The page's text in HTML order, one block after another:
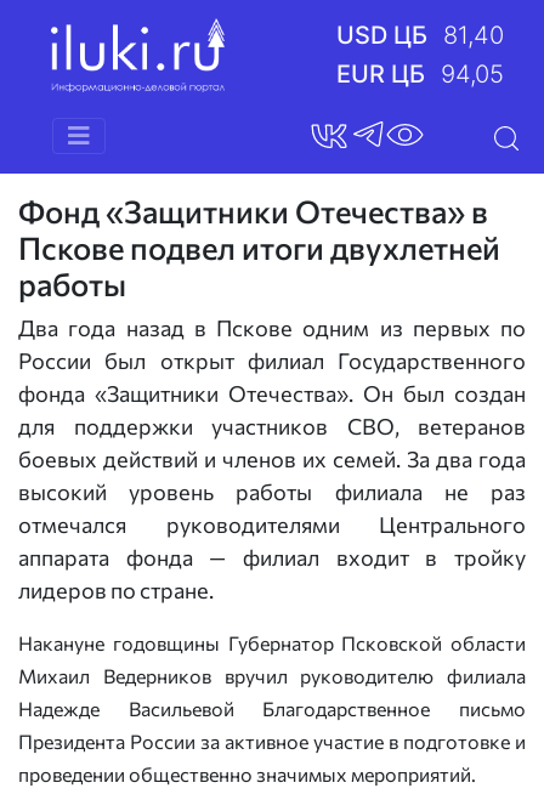
USD ЦБ
81,40
EUR ЦБ
94,05
Фонд «Защитники Отечества» в
Пскове подвел итоги двухлетней
работы
Два года назад в Пскове одним из первых по
России был открыт филиал Государственного
фонда «Защитники Отечества». Он был создан
для поддержки участников СВО, ветеранов
боевых действий и членов их семей. За два года
высокий уровень работы филиала не раз
отмечался руководителями Центрального
аппарата фонда — филиал входит в тройку
лидеров по стране.
Накануне годовщины Губернатор Псковской области
Михаил Ведерников вручил руководителю филиала
Надежде Васильевой Благодарственное письмо
Президента России за активное участие в подготовке и
проведении общественно значимых мероприятий.